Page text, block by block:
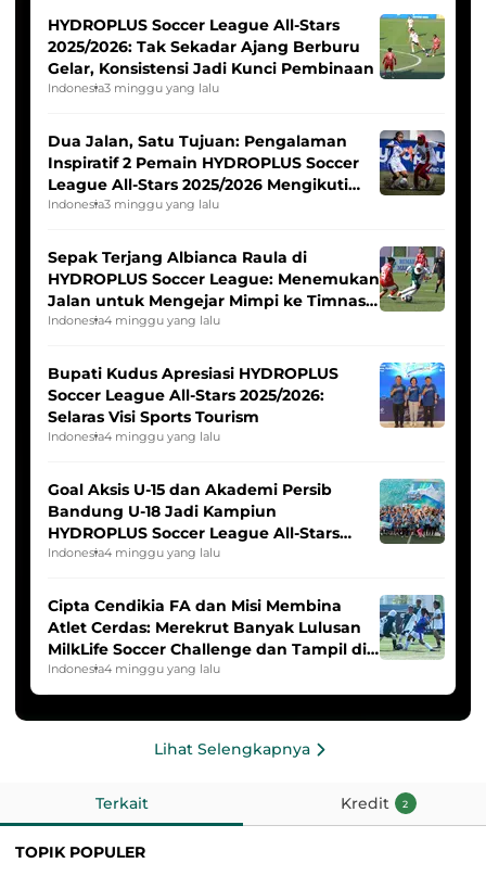
HYDROPLUS Soccer League All-Stars
2025/2026: Tak Sekadar Ajang Berburu
Gelar, Konsistensi Jadi Kunci Pembinaan
Indonesia3 minggu yang lalu
Dua Jalan, Satu Tujuan: Pengalaman
Inspiratif 2 Pemain HYDROPLUS Soccer
League All-Stars 2025/2026 Mengikuti
Seleksi Timnas Indonesia Putri
Indonesia3 minggu yang lalu
Sepak Terjang Albianca Raula di
HYDROPLUS Soccer League: Menemukan
Jalan untuk Mengejar Mimpi ke Timnas
Indonesia Putri
Indonesia4 minggu yang lalu
Bupati Kudus Apresiasi HYDROPLUS
Soccer League All-Stars 2025/2026:
Selaras Visi Sports Tourism
Indonesia4 minggu yang lalu
Goal Aksis U-15 dan Akademi Persib
Bandung U-18 Jadi Kampiun
HYDROPLUS Soccer League All-Stars
2025/2026
Indonesia4 minggu yang lalu
Cipta Cendikia FA dan Misi Membina
Atlet Cerdas: Merekrut Banyak Lulusan
MilkLife Soccer Challenge dan Tampil di
HYDROPLUS Soccer League
Indonesia4 minggu yang lalu
Lihat Selengkapnya
Terkait Kredit 2
TOPIK POPULER